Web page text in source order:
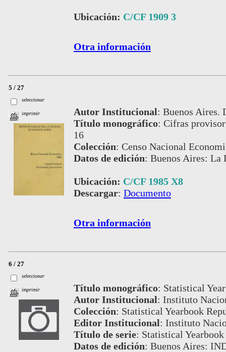
Ubicación: C/CF 1909 3
Otra información
5 / 27
seleccionar
imprimir Autor Institucional: Buenos Aires.
Título monográfico: Cifras
16
Colección: Censo Nacional
Datos de edición: Buenos Aires: La
Ubicación: C/CF 1985 X8
Descargar: Documento
Otra información
6 / 27
seleccionar
imprimir Título monográfico: Statistical
Autor Institucional: Instituto
Colección: Statistical Yearbook
Editor Institucional: Instituto
Título de serie: Statistical
Datos de edición: Buenos Aires: